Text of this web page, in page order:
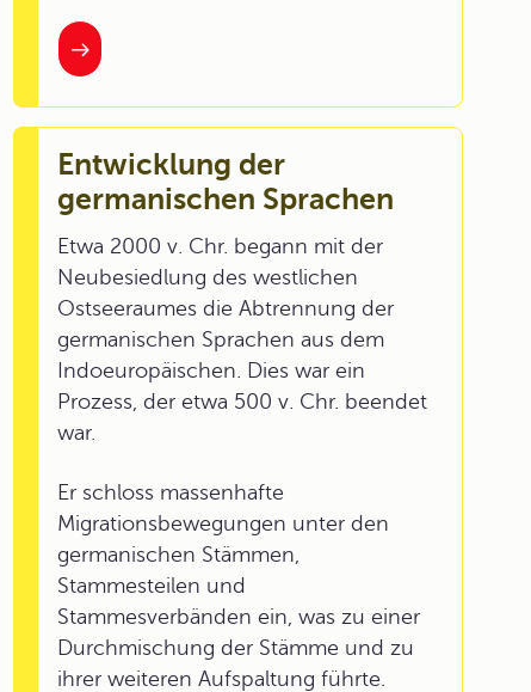
Entwicklung der
germanischen Sprachen
Etwa 2000 v. Chr. begann mit der
Neubesiedlung des westlichen
Ostseeraumes die Abtrennung der
germanischen Sprachen aus dem
Indoeuropäischen. Dies war ein
Prozess, der etwa 500 v. Chr. beendet
war.
Er schloss massenhafte
Migrationsbewegungen unter den
germanischen Stämmen,
Stammesteilen und
Stammesverbänden ein, was zu einer
Durchmischung der Stämme und zu
ihrer weiteren Aufspaltung führte.